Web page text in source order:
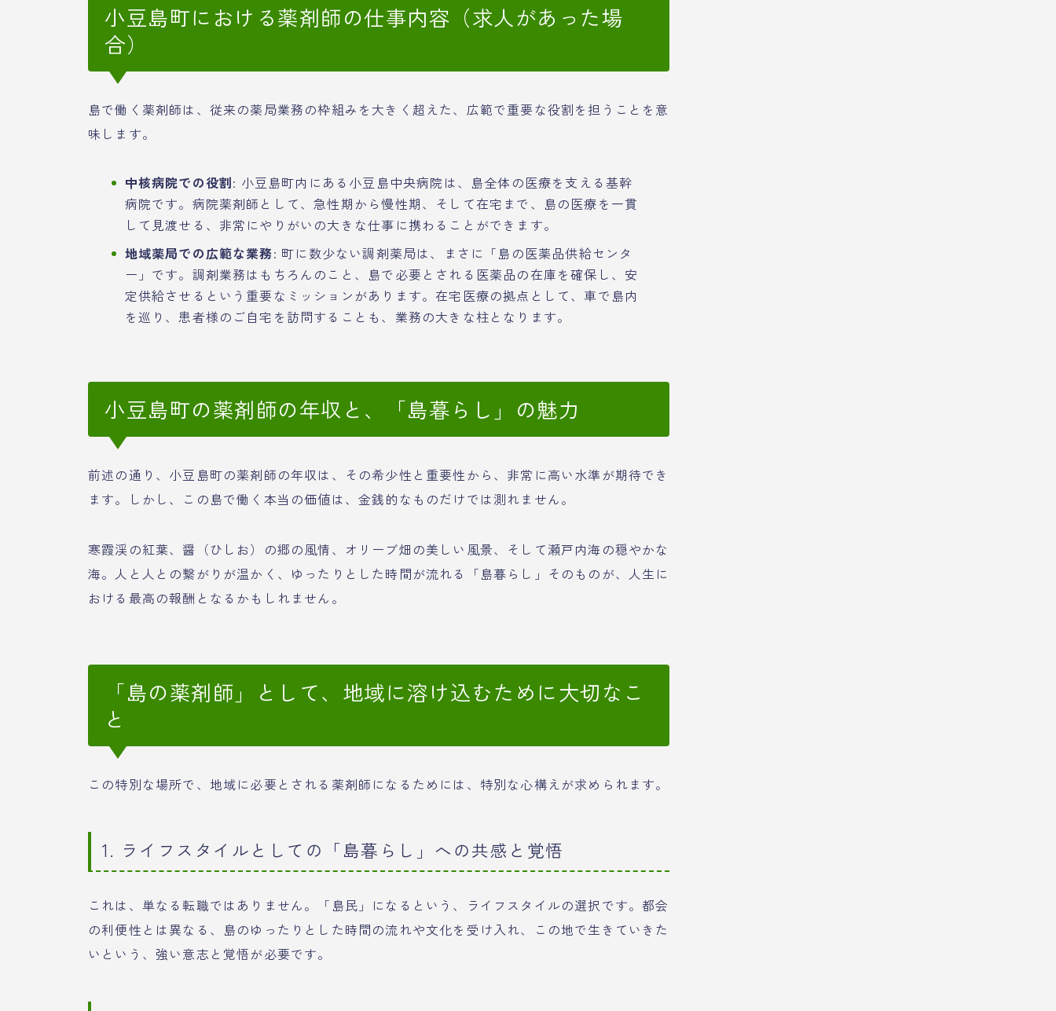
小豆島町における薬剤師の仕事内容（求人があった場
合）
島で働く薬剤師は、従来の薬局業務の枠組みを大きく超えた、広範で重要な役割を担うことを意
味します。
中核病院での役割: 小豆島町内にある小豆島中央病院は、島全体の医療を支える基幹
病院です。病院薬剤師として、急性期から慢性期、そして在宅まで、島の医療を一貫
して見渡せる、非常にやりがいの大きな仕事に携わることができます。
地域薬局での広範な業務: 町に数少ない調剤薬局は、まさに「島の医薬品供給センタ
ー」です。調剤業務はもちろんのこと、島で必要とされる医薬品の在庫を確保し、安
定供給させるという重要なミッションがあります。在宅医療の拠点として、車で島内
を巡り、患者様のご自宅を訪問することも、業務の大きな柱となります。
小豆島町の薬剤師の年収と、「島暮らし」の魅力
前述の通り、小豆島町の薬剤師の年収は、その希少性と重要性から、非常に高い水準が期待でき
ます。しかし、この島で働く本当の価値は、金銭的なものだけでは測れません。
寒霞渓の紅葉、醤（ひしお）の郷の風情、オリーブ畑の美しい風景、そして瀬戸内海の穏やかな
海。人と人との繋がりが温かく、ゆったりとした時間が流れる「島暮らし」そのものが、人生に
おける最高の報酬となるかもしれません。
「島の薬剤師」として、地域に溶け込むために大切なこ
と
この特別な場所で、地域に必要とされる薬剤師になるためには、特別な心構えが求められます。
1. ライフスタイルとしての「島暮らし」への共感と覚悟
これは、単なる転職ではありません。「島民」になるという、ライフスタイルの選択です。都会
の利便性とは異なる、島のゆったりとした時間の流れや文化を受け入れ、この地で生きていきた
いという、強い意志と覚悟が必要です。